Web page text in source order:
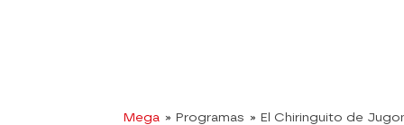
Mega » Programas » El Chiringuito de